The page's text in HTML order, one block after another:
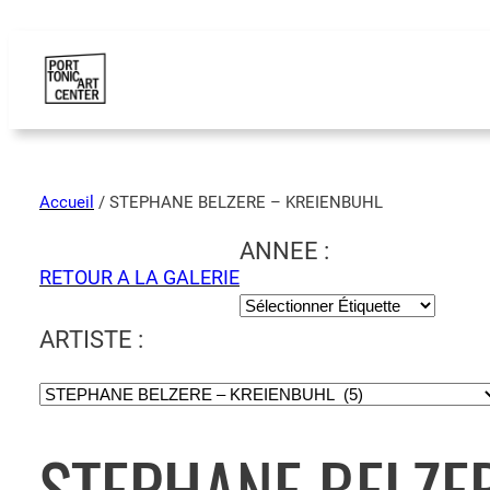
Accueil / STEPHANE BELZERE – KREIENBUHL
RETOUR A LA GALERIE
ANNEE :
ARTISTE :